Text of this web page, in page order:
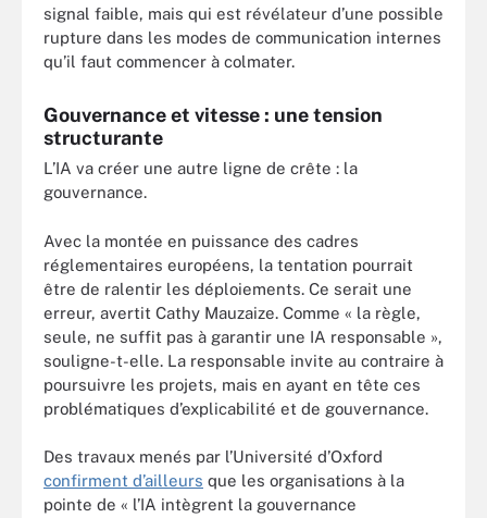
signal faible, mais qui est révélateur d’une possible
rupture dans les modes de communication internes
qu’il faut commencer à colmater.
Gouvernance et vitesse : une tension
structurante
L’IA va créer une autre ligne de crête : la
gouvernance.
Avec la montée en puissance des cadres
réglementaires européens, la tentation pourrait
être de ralentir les déploiements. Ce serait une
erreur, avertit Cathy Mauzaize. Comme « la règle,
seule, ne suffit pas à garantir une IA responsable »,
souligne-t-elle. La responsable invite au contraire à
poursuivre les projets, mais en ayant en tête ces
problématiques d’explicabilité et de gouvernance.
Des travaux menés par l’Université d’Oxford
confirment d’ailleurs que les organisations à la
pointe de « l’IA intègrent la gouvernance